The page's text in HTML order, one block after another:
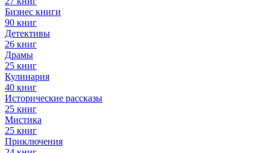
Бизнес книги
90 книг
Детективы
26 книг
Драмы
25 книг
Кулинария
40 книг
Исторические рассказы
25 книг
Мистика
25 книг
Приключения